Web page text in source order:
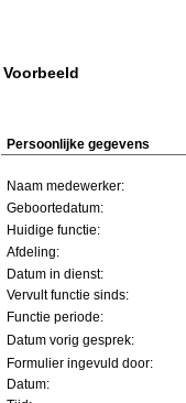
Voorbeeld
Persoonlijke gegevens
Naam medewerker:
Geboortedatum:
Huidige functie:
Afdeling:
Datum in dienst:
Vervult functie sinds:
Functie periode:
Datum vorig gesprek:
Formulier ingevuld door:
Datum: